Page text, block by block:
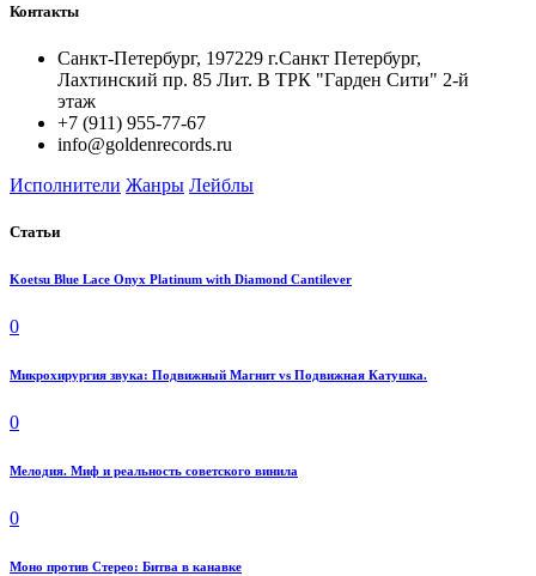
Контакты
Санкт-Петербург, 197229 г.Санкт Петербург,
Лахтинский пр. 85 Лит. B ТРК "Гарден Сити" 2-й
этаж
+7 (911) 955-77-67
info@goldenrecords.ru
Исполнители Жанры Лейблы
Статьи
Koetsu Blue Lace Onyx Platinum with Diamond Cantilever
0
Микрохирургия звука: Подвижный Магнит vs Подвижная Катушка.
0
Мелодия. Миф и реальность советского винила
0
Моно против Стерео: Битва в канавке